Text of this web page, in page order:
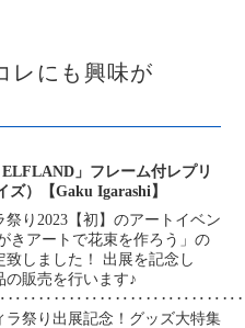
レにも興味が
ELFLAND」フレーム付レプリ
ズ）【Gaku Igarashi】
祭り2023【初】のアートイベン
きアートで花束を作ろう」の
致しました！ 出展を記念し
の販売を行います♪
ラ祭り出展記念！グッズ大特集